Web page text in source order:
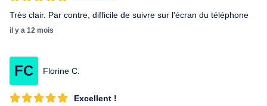
Très clair. Par contre, difficile de suivre sur l'écran du téléphone
il y a 12 mois
FC Florine C.
Excellent !